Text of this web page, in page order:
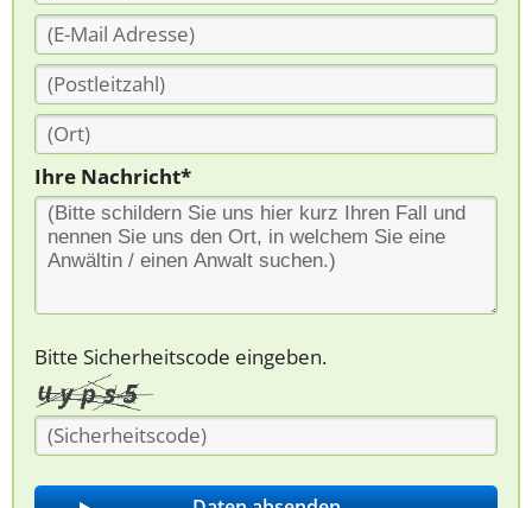
Ihre Nachricht*
Bitte Sicherheitscode eingeben.